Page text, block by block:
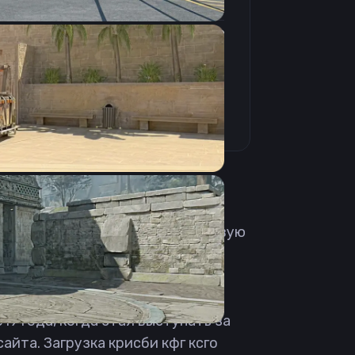
4:3
Растянутое
отыграть практически во
12 февраля 1991 года.
2012 начал играть в новую
dotpiXels, Team ALTERNATE,
PENTA Sports и KILLERFISH
чего начал играть в команде
года, когда стал выступать за
Загрузка крисби кфг ксго